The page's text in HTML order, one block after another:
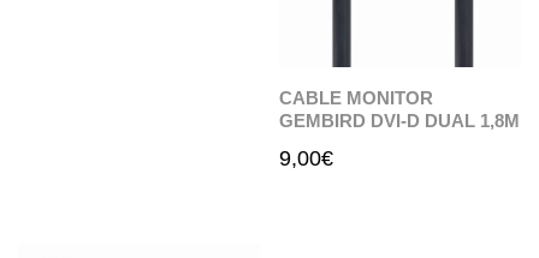
CABLE MONITOR
GEMBIRD DVI-D DUAL 1,8M
9,00€